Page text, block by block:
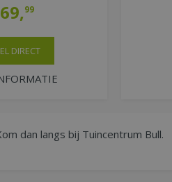
69,99
DIRECT
dan langs bij Tuincentrum Bull.